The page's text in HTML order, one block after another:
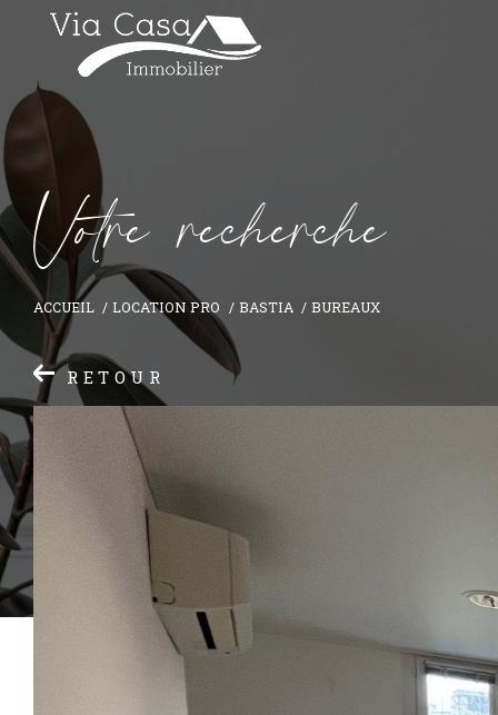
Votre recherche
ACCUEIL LOCATION PRO BASTIA BUREAUX
RETOUR